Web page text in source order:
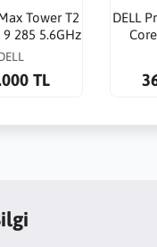
Tower T2
285 5.6GHz
RTX 2000
TL
DELL